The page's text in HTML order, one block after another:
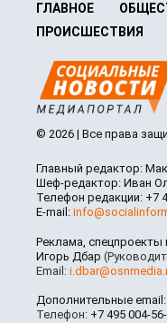
ГЛАВНОЕ
ПРОИСШЕСТВИЯ
© 2026 | Все права
Главный редактор:
Шеф-редактор: Иван
Телефон редакции: +7
E-mail:
Реклама, спецпроекты
Игорь Дбар
Email:
Дополнительные email:
Телефон: +7 495 004-